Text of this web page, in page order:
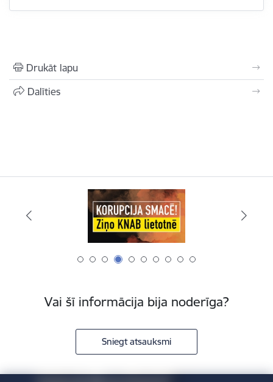
Drukāt lapu
Dalīties
Vai šī informācija bija noderīga?
Sniegt atsauksmi